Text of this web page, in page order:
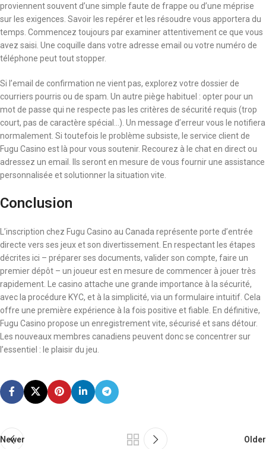
proviennent souvent d’une simple faute de frappe ou d’une méprise
sur les exigences. Savoir les repérer et les résoudre vous apportera du
temps. Commencez toujours par examiner attentivement ce que vous
avez saisi. Une coquille dans votre adresse email ou votre numéro de
téléphone peut tout stopper.
Si l’email de confirmation ne vient pas, explorez votre dossier de
courriers pourris ou de spam. Un autre piège habituel : opter pour un
mot de passe qui ne respecte pas les critères de sécurité requis (trop
court, pas de caractère spécial…). Un message d’erreur vous le notifiera
normalement. Si toutefois le problème subsiste, le service client de
Fugu Casino est là pour vous soutenir. Recourez à le chat en direct ou
adressez un email. Ils seront en mesure de vous fournir une assistance
personnalisée et solutionner la situation vite.
Conclusion
L’inscription chez Fugu Casino au Canada représente porte d’entrée
directe vers ses jeux et son divertissement. En respectant les étapes
décrites ici – préparer ses documents, valider son compte, faire un
premier dépôt – un joueur est en mesure de commencer à jouer très
rapidement. Le casino attache une grande importance à la sécurité,
avec la procédure KYC, et à la simplicité, via un formulaire intuitif. Cela
offre une première expérience à la fois positive et fiable. En définitive,
Fugu Casino propose un enregistrement vite, sécurisé et sans détour.
Les nouveaux membres canadiens peuvent donc se concentrer sur
l’essentiel : le plaisir du jeu.
Newer Older